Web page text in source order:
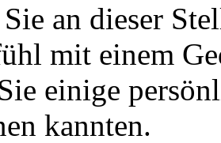
an dieser
mit einem
einige
kannten.